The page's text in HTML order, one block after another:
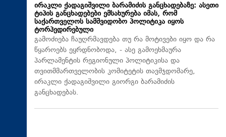
ირაკლი ქადაგიშვილი ბარამიძის განცხადებაზე: ასეთი
ტიპის განცხადებები ემსახურება იმას, რომ
საქართველოს სამშვიდობო პოლიტიკა იყოს
ტორპედირებული
გამოძიება ჩაუღრმავდება თუ რა მოტივები იყო და რა
წყაროებს ეყრდნობოდა, - ასე გამოეხმაურა
პარლამენტის რეგიონული პოლიტიკისა და
თვითმმართველობის კომიტეტის თავმჯდომარე,
ირაკლი ქადაგიშვილი გიორგი ბარამიძის
განცხადებას.